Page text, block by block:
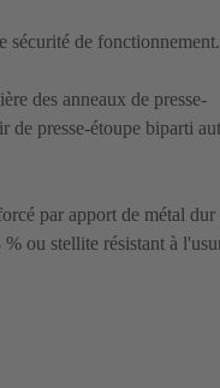
sécurité de fonctionnement.
des anneaux de presse-
de presse-étoupe biparti
par apport de métal dur
ou stellite résistant à